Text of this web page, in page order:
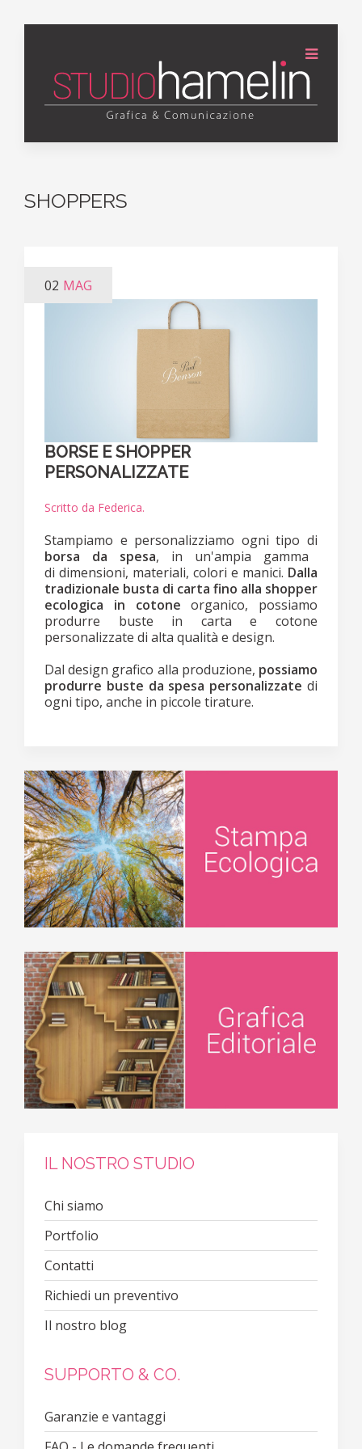
SHOPPERS
02 MAG
BORSE E SHOPPER
PERSONALIZZATE
Scritto da Federica.
Stampiamo e personalizziamo ogni tipo di
borsa da spesa, in un'ampia gamma
di dimensioni, materiali, colori e manici. Dalla
tradizionale busta di carta fino alla shopper
ecologica in cotone organico, possiamo
produrre buste in carta e cotone
personalizzate di alta qualità e design.
Dal design grafico alla produzione, possiamo
produrre buste da spesa personalizzate di
ogni tipo, anche in piccole tirature.
IL NOSTRO STUDIO
Chi siamo
Portfolio
Contatti
Richiedi un preventivo
Il nostro blog
SUPPORTO & CO.
Garanzie e vantaggi